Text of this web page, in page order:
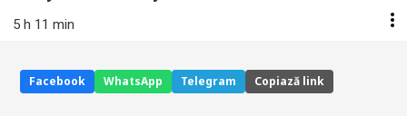
5 h 11 min
Facebook WhatsApp Telegram Copiază link